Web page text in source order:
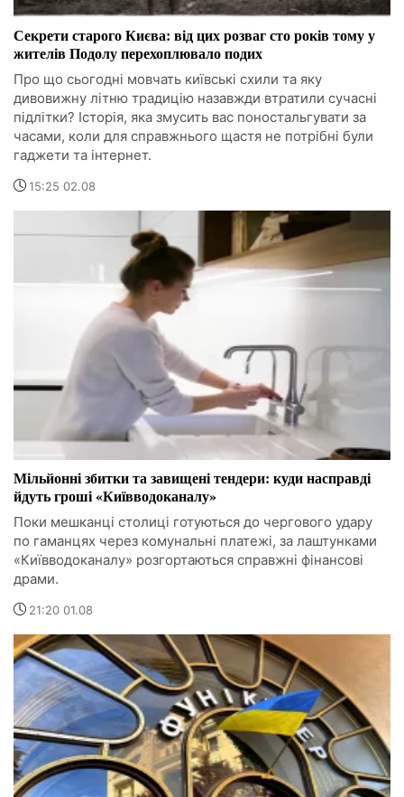
Секрети старого Києва: від цих розваг сто років тому у
жителів Подолу перехоплювало подих
Про що сьогодні мовчать київські схили та яку
дивовижну літню традицію назавжди втратили сучасні
підлітки? Історія, яка змусить вас поностальгувати за
часами, коли для справжнього щастя не потрібні були
гаджети та інтернет.
15:25 02.08
Мільйонні збитки та завищені тендери: куди насправді
йдуть гроші «Київводоканалу»
Поки мешканці столиці готуються до чергового удару
по гаманцях через комунальні платежі, за лаштунками
«Київводоканалу» розгортаються справжні фінансові
драми.
21:20 01.08